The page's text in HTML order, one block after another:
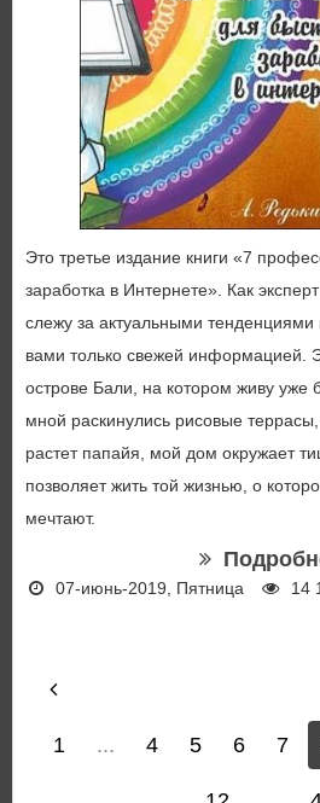
Это третье издание книги «7
заработка в Интернете». Как
слежу за актуальными
вами только свежей информацией.
острове Бали, на котором живу уже
мной раскинулись рисовые
растет папайя, мой дом окружает
позволяет жить той жизнью, о
мечтают.
07-июнь-2019, Пятница 14
1 ... 4 5 6 7